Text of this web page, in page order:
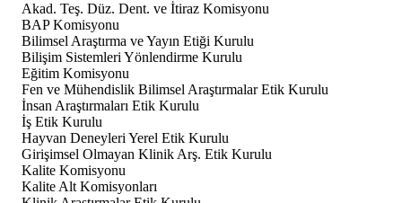
Akad. Teş. Düz. Dent. ve İtiraz Komisyonu
BAP Komisyonu
Bilimsel Araştırma ve Yayın Etiği Kurulu
Bilişim Sistemleri Yönlendirme Kurulu
Eğitim Komisyonu
Fen ve Mühendislik Bilimsel Araştırmalar Etik Kurulu
İnsan Araştırmaları Etik Kurulu
İş Etik Kurulu
Hayvan Deneyleri Yerel Etik Kurulu
Girişimsel Olmayan Klinik Arş. Etik Kurulu
Kalite Komisyonu
Kalite Alt Komisyonları